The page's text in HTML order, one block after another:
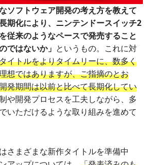
ソフトウェア開発の考え方を教えて
期化により、ニンテンドースイッチ2
従来のようなペースで発売すること
ではないか」 というもの。これに対
イトルをよりタイムリーに、数多く
想ではありますが、ご指摘のとお
発期間は以前と比べて長期化してい
や開発プロセスを工夫しながら、多
いただけるような取り組みを進めて
さまざまな新作タイトルを準備中